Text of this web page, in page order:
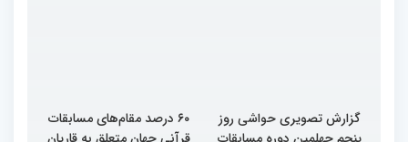
گزارش تصویری حواشی روز
۶۰ درصد مقام‌های مسابقات